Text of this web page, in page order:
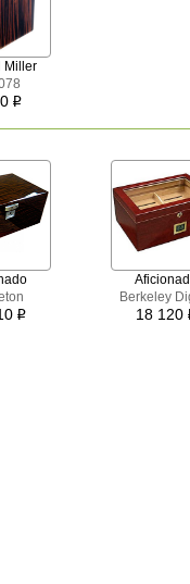
Miller
i
i
Berkeley
18 120